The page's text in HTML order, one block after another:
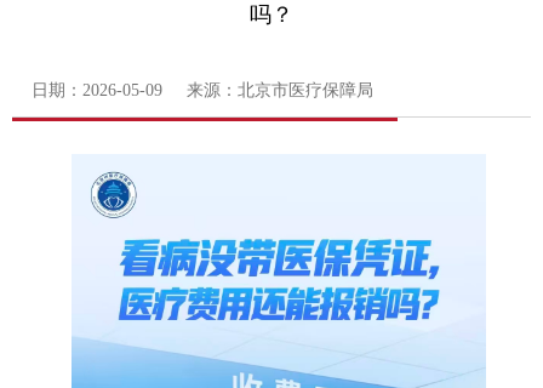
吗？
日期：2026-05-09 来源：北京市医疗保障局